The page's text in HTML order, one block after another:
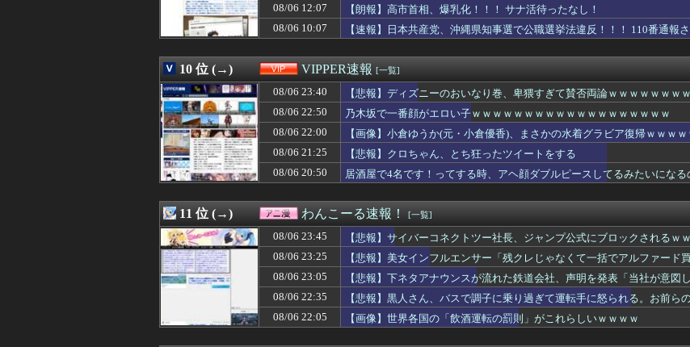
08/06 23:09
【悲報】ディズニーのおいなり巻（600円）ｗｗｗｗｗ
08/06 23:09
【姫森ルーナが爆走】レーシングマスター！勝利を目指してアクセル全開なのら！！！
08/06 23:09
俺を嫌う義娘は、母が危篤になっても「会いに行かない」と言った
08/06 23:08
【悲報】玉川徹さん、8月6日の原爆の日にトンデモ持論を展開し物議… → ネット...
08/06 23:06
2歳前の息子とは公共の場で必ず手を繋いでる。でもTDLで友人に「こういう場所く...
08/06 23:05
【衝撃画像】有名セクシー女優さん、整形手術に大失敗して撮影不能に⇒！！
08/06 23:05
【画像】元アイドル(27)さん、全身エ□すぎてしまうｗｗｗｗｗｗｗ
08/06 23:05
【悲報】トランプ肝入りの「戦艦トランプ」、一隻作るのに4兆円かかる模様wwww...
08/06 23:05
【悲報】人気配信者「はっきり言う、ジャングリア沖縄ほんとーーーーーーーーにおも
08/06 23:05
【悲報】下ネタアナウンスが流れた鉄道会社、声明を発表「当社が意図しない音声が流
08/06 23:04
カープ、ピースナイターで最下位転落。小園猛打賞2打点！モン2ラン！秋山菊池泰名...
08/06 23:03
【画像】乳も無いくせにビキニになる女子ｗｗｗｗｗｗｗｗｗｗｗｗｗｗｗｗｗｗｗ
08/06 23:03
【わかる】ワイの好きなセクシー女優が「春陽モカ」「金松季歩 」「乙アリス」なん...
08/06 23:03
【遊戯王】なんか「ウィッチクラフト」の新規いるけど強いの？
08/06 23:03
【豊臣兄弟！】選挙でもないのになんで休止・・・？
08/06 23:03
【豊臣兄弟！】この画質どうにかならんのか・・・？
08/06 23:02
【衰退】「エロゲー」とかいうかつて有能クリエイターを続々と輩出した謎の界隈ww...
08/06 23:02
「キム兄」こと木村祐一さん、誰だか分からないくらい激変してしまう・・・
【悲報】中川翔子(41)「Xはもう愚痴だらけだから開きたくない」
パヨク「アジア人民、中国人民と連帯して戦おー！悪政高市を打倒するぞー！」
08/06 23:01
【警告】株式投資、男性の自信喪失の原因に… 6割超が「人生の敗者」自認
08/06 12:07
【朗報】高市首相、爆乳化！！！ サナ活待ったなし！
08/06 10:07
【速報】日本共産党、沖縄県知事選で公職選挙法違反！！！ 110番通報
10 位 (→) VIPPER速報 [一覧]
08/06 23:40
【悲報】ディズニーのおいなり巻、卑猥すぎて賛否両論ｗｗｗｗｗｗｗｗ
08/06 22:50
乃木坂で一番顔がエロい子ｗｗｗｗｗｗｗｗｗｗｗｗｗｗｗｗｗｗｗ
08/06 22:00
【画像】小倉ゆうか(元・小倉優香)、まさかの水着グラビア復帰ｗｗｗｗ
08/06 21:25
【悲報】クロちゃん、とち狂ったツイートをする
08/06 20:50
居酒屋で4名です！ってする時、アヘ顔ダブルピースしてるみたいにな
11 位 (→) わんこーる速報！ [一覧]
08/06 23:45
【悲報】サイバーコネクトツー社長、ジャンプ公式にブロックされるｗ
08/06 23:25
【悲報】美女インフルエンサー「残クレじゃなくて一括でアルファード
08/06 23:05
【悲報】下ネタアナウンスが流れた鉄道会社、声明を発表「当社が意図
08/06 22:35
【悲報】黒人さん、バスで調子に乗り過ぎて運転手に怒られる。お前ら
08/06 22:05
【画像】世界各国の「飲酒運転の罰則」がこれらしいｗｗｗｗ